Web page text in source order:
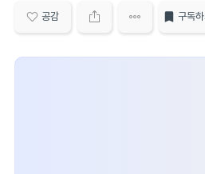
도 평택에서 태어났습니다. 현재
과정에 재학 중입니다. 김태리의
공감 구독하